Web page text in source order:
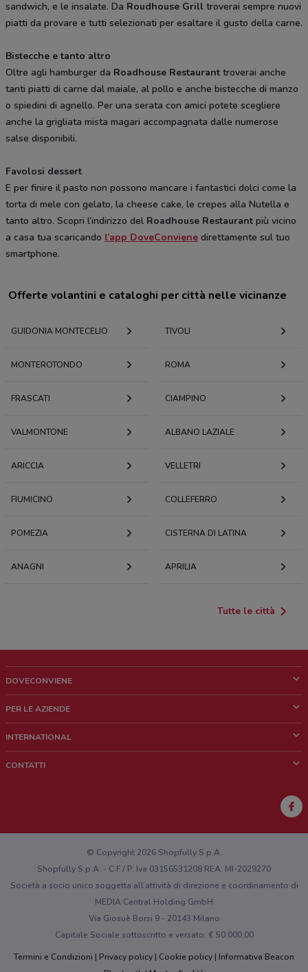
sandwich, e le insalate. Da Roudhouse Grill troverai sempre nuovi
piatti da provare e tutti selezionati per esaltare il gusto della carne.
Bistecche e tanto altro
Oltre agli hamburger da Roadhouse Restaurant troverai anche
tanti piatti di carne dal maiale, al pollo e anche bistecche di manzo
o spiedini di agnello. Per una serata con amici potete scegliere
anche la grigliata mista magari accompagnata dalle numerose
salse disponibili.
Favolosi dessert
E per finire il pasto non possono mancare i fantastici dolci come la
torta di mele con gelato, la cheese cake, le crepes alla Nutella e
tanto altro. Scopri l’indirizzo del Roadhouse Restaurant più vicino
a casa tua scaricando l’app DoveConviene direttamente sul tuo
smartphone.
Offerte volantini e cataloghi per città nelle vicinanze
GUIDONIA MONTECELIO TIVOLI
MONTEROTONDO ROMA
FRASCATI CIAMPINO
VALMONTONE ALBANO LAZIALE
ARICCIA VELLETRI
FIUMICINO COLLEFERRO
POMEZIA CISTERNA DI LATINA
ANAGNI APRILIA
Tutte le città
DOVECONVIENE
Chi siamo
Lavora con noi
PER LE AZIENDE
Richieste commerciali e marketing
INTERNATIONAL
CONTATTI
Hai un malfunzionamento sul web o sull'app?
© Copyright 2026 Shopfully S.p.A.
Shopfully S.p.A. - C.F / P. Iva 03156531208 REA: MI-2029270
Società a socio unico soggetta all’attività di direzione e coordinamento di
MEDIA Central Holding GmbH
Via Giosuè Borsi 9 - 20143 Milano
Capitale Sociale sottoscritto e versato: € 50.000,00
Termini e Condizioni
Privacy policy Cookie policy
Informativa Beacon